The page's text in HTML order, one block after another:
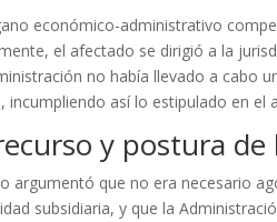
económico-administrativo
el afectado se dirigió a la
no había llevado a cabo
incumpliendo así lo estipulado en el
y postura
argumentó que no era necesario
subsidiaria, y que la